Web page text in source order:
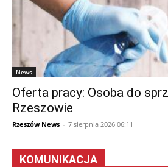
News
Oferta pracy: Osoba do
Rzeszowie
Rzeszów News - 7 sierpnia 2026 06:11
KOMUNIKACJA